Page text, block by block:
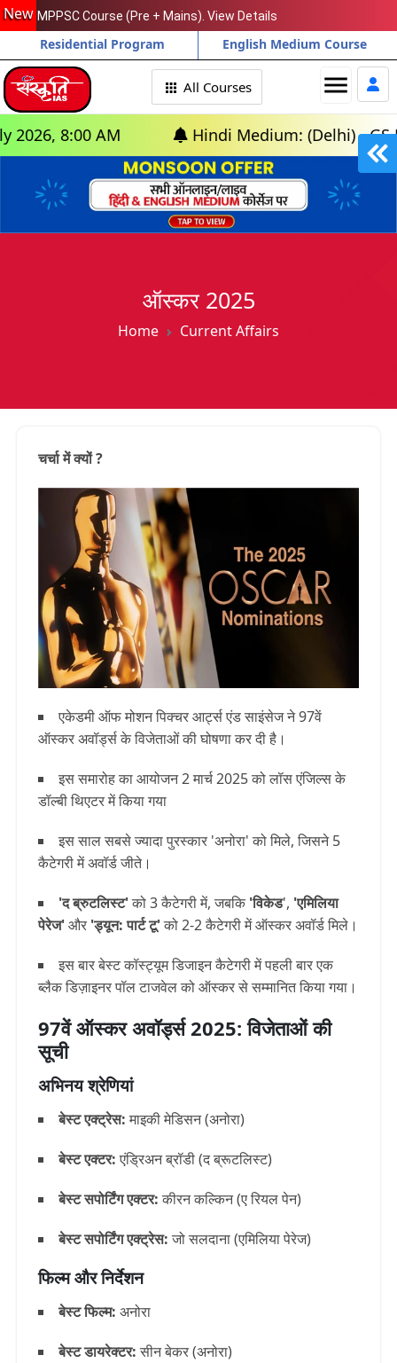
New MPPSC Course (Pre + Mains). View Details
Residential Program English Medium Course
menu
All Courses
AM Hindi Medium: (Delhi) - GS
ऑस्कर 2025
Home Current Affairs
चर्चा में क्यों ?
एकेडमी ऑफ मोशन पिक्चर आर्ट्स एंड साइंसेज ने 97वें
ऑस्कर अवॉर्ड्स के विजेताओं की घोषणा कर दी है।
इस समारोह का आयोजन 2 मार्च 2025 को लॉस एंजिल्स के
डॉल्बी थिएटर में किया गया
इस साल सबसे ज्यादा पुरस्कार 'अनोरा' को मिले, जिसने 5
कैटेगरी में अवॉर्ड जीते।
'द ब्रुटलिस्ट'को 3 कैटेगरी में, जबकि 'विकेड', 'एमिलिया
पेरेज'और 'ड्यून: पार्ट टू'को 2-2 कैटेगरी में ऑस्कर अवॉर्ड मिले।
इस बार बेस्ट कॉस्ट्यूम डिजाइन कैटेगरी में पहली बार एक
ब्लैक डिज़ाइनर पॉल टाजवेल को ऑस्कर से सम्मानित किया गया।
97वें ऑस्कर अवॉर्ड्स 2025: विजेताओं की
सूची
अभिनय श्रेणियां
बेस्ट एक्ट्रेस: माइकी मेडिसन (अनोरा)
बेस्ट एक्टर: एंड्रिअन ब्रॉडी (द ब्रूटलिस्ट)
बेस्ट सपोर्टिंग एक्टर: कीरन कल्किन (ए रियल पेन)
बेस्ट सपोर्टिंग एक्ट्रेस: जो सलदाना (एमिलिया पेरेज)
फिल्म और निर्देशन
बेस्ट फिल्म: अनोरा
बेस्ट डायरेक्टर: सीन बेकर (अनोरा)